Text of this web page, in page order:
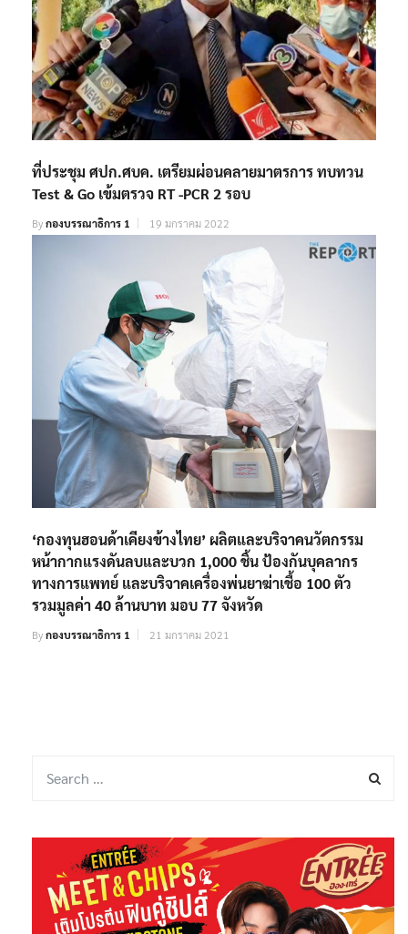
ที่ประชุม ศปก.ศบค. เตรียมผ่อนคลายมาตรการ ทบทวน
Test & Go เข้มตรวจ RT -PCR 2 รอบ
Byกองบรรณาธิการ 1 19 มกราคม 2022
‘กองทุนฮอนด้าเคียงข้างไทย’ ผลิตและบริจาคนวัตกรรม
หน้ากากแรงดันลบและบวก 1,000 ชิ้น ป้องกันบุคลากร
ทางการแพทย์ และบริจาคเครื่องพ่นยาฆ่าเชื้อ 100 ตัว
รวมมูลค่า 40 ล้านบาท มอบ 77 จังหวัด
Byกองบรรณาธิการ 1 21 มกราคม 2021